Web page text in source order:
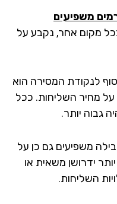
משפיעים
אחר, נקבע על
המסירה הוא
השליחות. ככל
יותר.
גם כן על
משאית או